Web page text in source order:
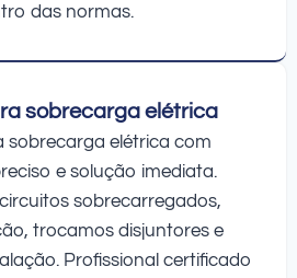
das normas.
sobrecarga elétrica
sobrecarga elétrica com
e solução imediata.
sobrecarregados,
trocamos disjuntores e
Profissional certificado